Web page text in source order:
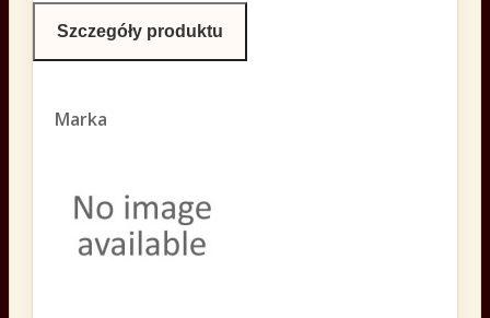
Szczegóły produktu
Marka